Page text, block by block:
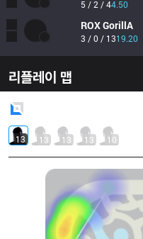
5 / 2 / 44.50
ROXGorillA
3 / 0 / 1319.20
리플레이 맵
13 13 13 13 10